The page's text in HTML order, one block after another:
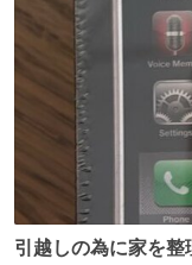
数
引越しの為に家を